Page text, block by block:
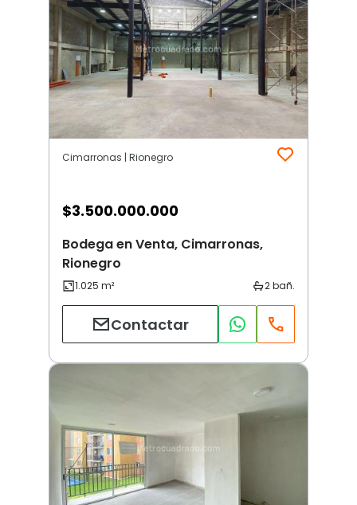
Cimarronas | Rionegro
$3.500.000.000
Bodega en Venta, Cimarronas,
Rionegro
Contactar